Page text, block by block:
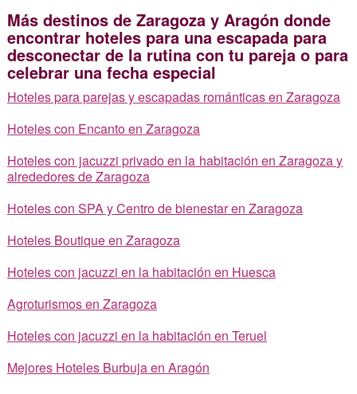
Más destinos de Zaragoza y Aragón donde
encontrar hoteles para una escapada para
desconectar de la rutina con tu pareja o para
celebrar una fecha especial
Hoteles para parejas y escapadas románticas en Zaragoza
Hoteles con Encanto en Zaragoza
Hoteles con jacuzzi privado en la habitación en Zaragoza y
alrededores de Zaragoza
Hoteles con SPA y Centro de bienestar en Zaragoza
Hoteles Boutique en Zaragoza
Hoteles con jacuzzi en la habitación en Huesca
Agroturismos en Zaragoza
Hoteles con jacuzzi en la habitación en Teruel
Mejores Hoteles Burbuja en Aragón